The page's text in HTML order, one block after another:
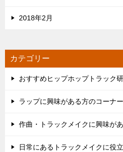
2018年2月
カテゴリー
おすすめヒップホップトラック
ラップに興味がある方のコーナー
作曲・トラックメイクに興味が
日常にあるトラックメイクに役